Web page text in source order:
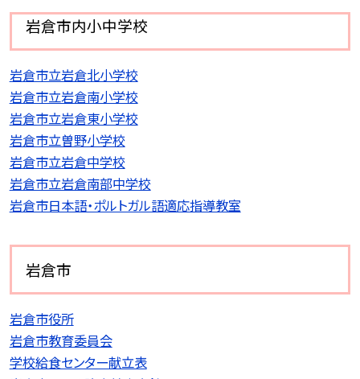
岩倉市内小中学校
岩倉市立岩倉北小学校
岩倉市立岩倉南小学校
岩倉市立岩倉東小学校
岩倉市立曽野小学校
岩倉市立岩倉中学校
岩倉市立岩倉南部中学校
岩倉市日本語・ポルトガル語適応指導教室
岩倉市
岩倉市役所
岩倉市教育委員会
学校給食センター献立表